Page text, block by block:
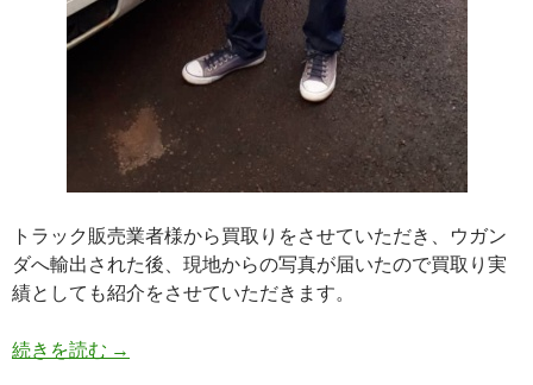
トラック販売業者様から買取りをさせていただき、ウガン
ダへ輸出された後、現地からの写真が届いたので買取り実
績としても紹介をさせていただきます。
続きを読む
【中
→